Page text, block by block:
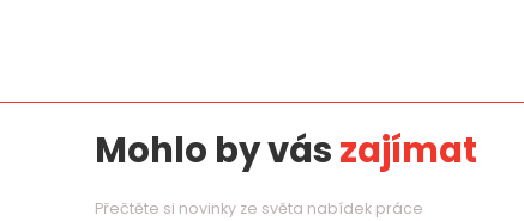
Mohlo by vászajímat
Přečtěte si novinky ze světa nabídek práce